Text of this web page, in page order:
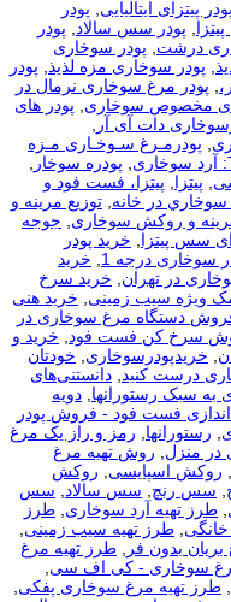
پودر پیتزای ایتالیایی, پودر
, پودر سس سالاد, پودر
درشت, پودر سوخاری
, پودر سوخاری مزه لذیذ, پودر
, پودر مرغ سوخاری نرمال در
مخصوص سوخاری, پودر های
دات آی آر ,
, پودرمـرغ سـوخـاری مـزه
, پودره سوخار ,
, پیتزا, پیتزا، فست فود و
سوخاري در خانه, توزيع مرينه و
و روکش سوخاری, جوجه
سس پیتزا, خرید پودر
سوخاری درجه 1 , خرید
در تهران, خرید سرخ
ویژه سیب زمینی, خرید هنی
دستگاه مرغ سوخاری در
سرخ کن فست فود, خرید و
, خریدپودرسوخاری, خودتان
درست کنید, دانستنی‌های
سبک رستورانها, دویه
اندازی فست فود - فروش پودر
, رستورانها, رمز و راز یک مرغ
در منزل, روش تهیه مرغ
, روکش اسپایسی, روکش
, سس رنچ, سس سالاد, سس
, طرز تهیه آرد سوخاری, طرز
, طرز تهیه سیب زمینی,
بدون فر , طرز تهیه مرغ
سوخاری - کی اف سی,
, طرز تهیه مرغ سوخاری پفکی,